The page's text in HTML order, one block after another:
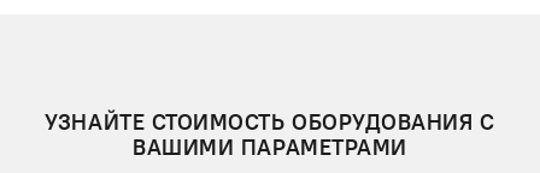
УЗНАЙТЕ СТОИМОСТЬ ОБОРУДОВАНИЯ С
ВАШИМИ ПАРАМЕТРАМИ